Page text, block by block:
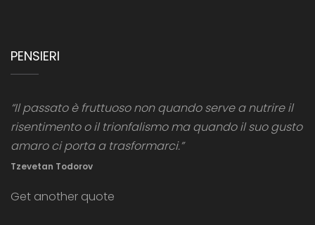
PENSIERI
“Il passato è fruttuoso non quando serve a nutrire il
risentimento o il trionfalismo ma quando il suo gusto
amaro ci porta a trasformarci.”
Tzevetan Todorov
Get another quote